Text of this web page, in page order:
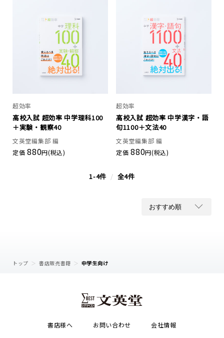
超効率
高校入試 超効率 中学理科100
＋実験・観察40
文英堂編集部 編
定価880円(税込)
超効率
高校入試 超効率 中学漢字・語
句1100＋文法40
文英堂編集部 編
定価880円(税込)
1-4件 / 全4件
トップ 書店販売書籍 中学生向け
書店様へ お問い合わせ 会社情報